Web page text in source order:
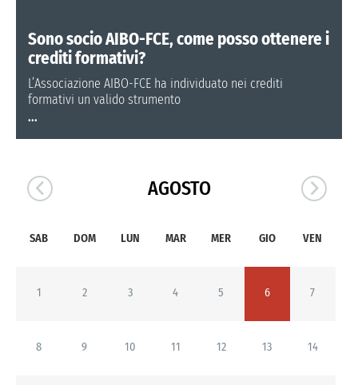
Sono socio AIBO-FCE, come posso ottenere i
crediti formativi?
L’Associazione AIBO-FCE ha individuato nei crediti
formativi un valido strumento
...
AGOSTO
SAB DOM LUN MAR MER GIO VEN
1 2 3 4 5 6 7
8 9 10 11 12 13 14